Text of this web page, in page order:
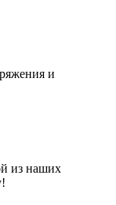
и
из наших